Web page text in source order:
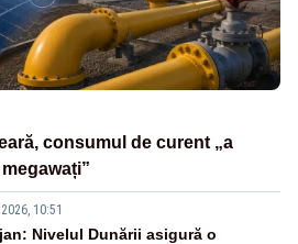
consumul de curent „a
10:51
Nivelul Dunării asigură o